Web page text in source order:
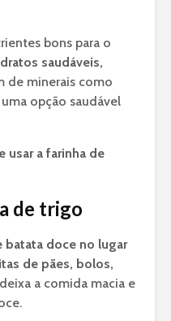
bons para o
saudáveis,
de minerais como
uma opção saudável
usar a farinha de
de trigo
batata doce no lugar
de pães, bolos,
a comida macia e